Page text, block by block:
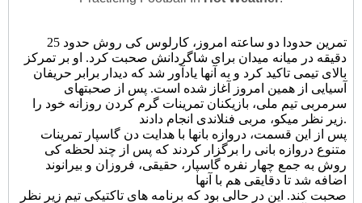
تمرین حدودا دو ساعته امروز، کارلوس کی روش حدود 25
دقیقه در میانه میدان برای شاگردانش صحبت کرد. او بر تمرکز
بالای تیمی تاکید کرد و به آنها یادآور شد که دیدار برابر حریفان
آسیایی از همین امروز آغاز شده است. پس از صحبتهای
سرمربی تیم ملی، بازیکنان تمرینات گرم کردن روزانه خود را
زیر نظر میکو، مربی فنلاندی انجام دادند.
پس از این قسمت، دروازه بانها با هدایت دن گاسپار تمرینات
متنوع دروازه بانی را برگزار کردند که پس از چند لحظه کی
روش به جمع چهار نفره گاسپار، حقیقی، فروزان و بیرانوند
اضافه شد تا دقایقی هم با آنها
صحبت کند. این در حالی بود که برنامه های تاکتیکی تیم زیر نظر